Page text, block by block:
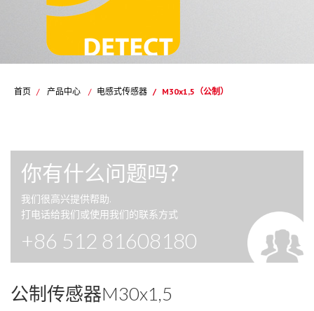
首页 / 产品中心 / 电感式传感器 / M30x1,5（公制）
你有什么问题吗？
我们很高兴提供帮助.
打电话给我们或使用我们的联系方式
+86 512 81608180
公制传感器M30x1,5